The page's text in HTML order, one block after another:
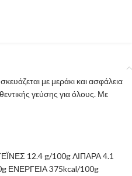
με μεράκι και ασφάλεια
γεύσης για όλους. Με
12.4 g/100g ΛΙΠΑΡΑ 4.1
ΕΝΕΡΓΕΙΑ 375kcal/100g